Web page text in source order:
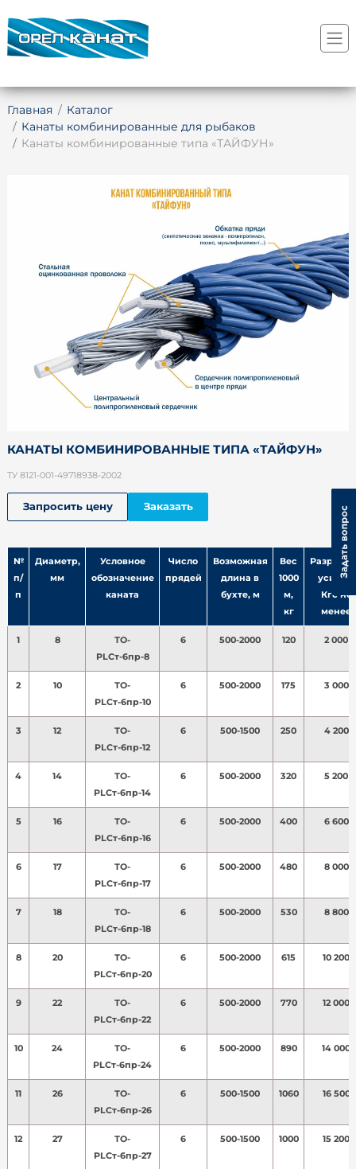
Главная
Каталог
Канаты комбинированные для рыбаков
Канаты комбинированные типа «ТАЙФУН»
КАНАТЫ КОМБИНИРОВАННЫЕ ТИПА «ТАЙФУН»
ТУ 8121-001-49718938-2002
Запросить цену Заказать
№
п/
п
Диаметр,
мм
Условное
обозначение
каната
Число
прядей
Возможная
длина в
бухте, м
Вес
1000
м,
кг
усилие,
Кгс не
менее
1 8
ТО-
PLСт-6пр-8
6 500-2000 120 2 000
2 10
ТО-
PLСт-6пр-10
6 500-2000 175 3 000
3 12
ТО-
PLСт-6пр-12
6 500-1500 250 4 200
4 14
ТО-
PLСт-6пр-14
6 500-2000 320 5 200
5 16
ТО-
PLСт-6пр-16
6 500-2000 400 6 600
6 17
ТО-
PLСт-6пр-17
6 500-2000 480 8 000
7 18
ТО-
PLСт-6пр-18
6 500-2000 530 8 800
8 20
ТО-
PLСт-6пр-20
6 500-2000 615 10 200
9 22
ТО-
PLСт-6пр-22
6 500-2000 770 12 000
10 24
ТО-
PLСт-6пр-24
6 500-2000 890 14 000
11 26
ТО-
PLСт-6пр-26
6 500-1500 1060 16 500
12 27
ТО-
PLСт-6пр-27
6 500-1500 1000 15 200